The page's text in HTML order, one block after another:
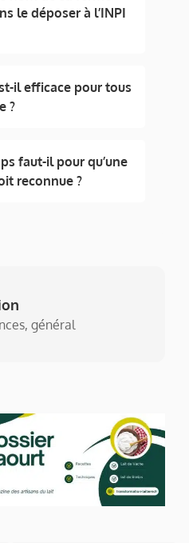
le déposer à l’INPI
il efficace pour tous
?
faut-il pour qu’une
reconnue ?
général